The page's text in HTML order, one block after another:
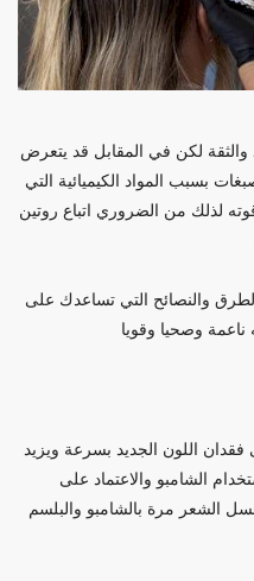
والثقة لكن في المقابل قد يتعرض
بسبب المواد الكيميائية التي
لذلك من الضروري اتباع روتين
والنصائح التي تساعدك على
ناعمة وصحيا وقويا
اللون الجديد بسرعة ويزيد
الشامبو والاعتماد على
الشعر مرة بالشامبو والبلسم